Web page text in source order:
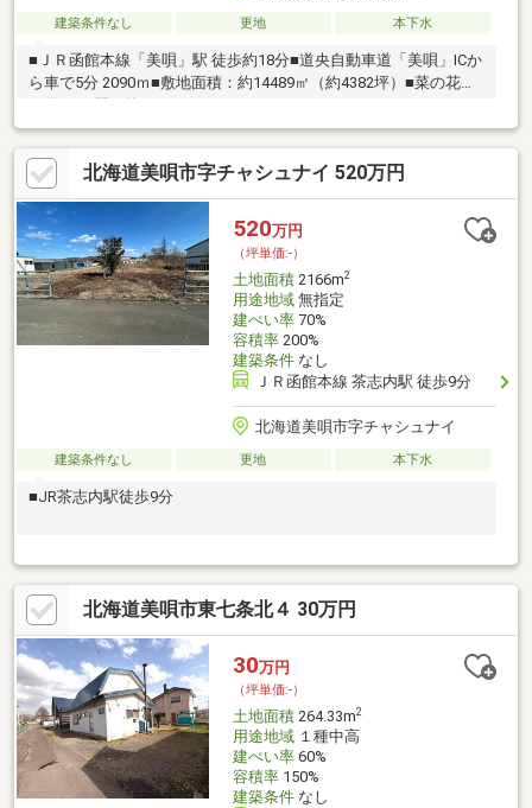
建築条件なし 更地 本下水
■ＪＲ函館本線「美唄」駅 徒歩約18分■道央自動車道「美唄」ICか
ら車で5分 2090ｍ■敷地面積：約14489㎡（約4382坪）■菜の花通
に面する 間口約21.3ｍ
北海道美唄市字チャシュナイ 520万円
520万円
（坪単価:-）
土地面積2166m2
用途地域無指定
建ぺい率70%
容積率200%
建築条件なし
ＪＲ函館本線 茶志内駅 徒歩9分
北海道美唄市字チャシュナイ
建築条件なし 更地 本下水
■JR茶志内駅徒歩9分
北海道美唄市東七条北４ 30万円
30万円
（坪単価:-）
土地面積264.33m2
用途地域１種中高
建ぺい率60%
容積率150%
建築条件なし